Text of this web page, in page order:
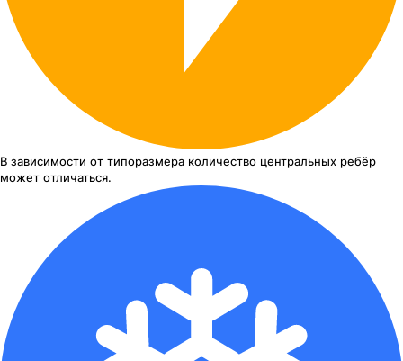
В зависимости от типоразмера количество центральных ребёр
может отличаться.